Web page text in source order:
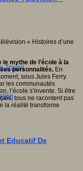
Travail
le mythe de l'école à la
personnalités. En
sous Jules Ferry.
les communautés
l’école s’invente. Si être
tous ne racontent pas
la réalité transforme
Educatif De